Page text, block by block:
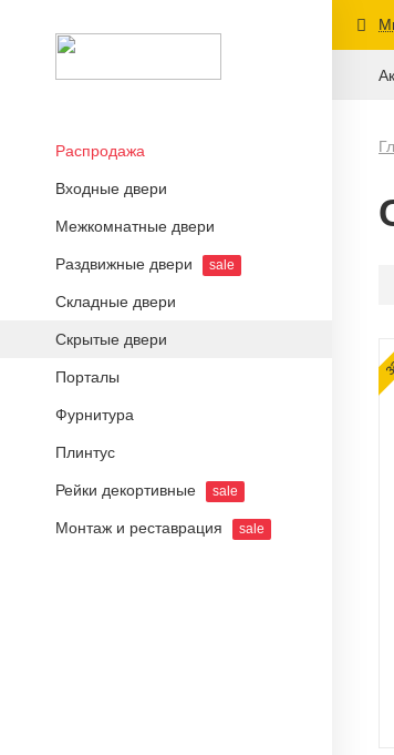
Распродажа
Входные двери
Межкомнатные двери
Раздвижные двери sale
Складные двери
Скрытые двери
Порталы
Фурнитура
Плинтус
Рейки декортивные sale
Монтаж и реставрация sale